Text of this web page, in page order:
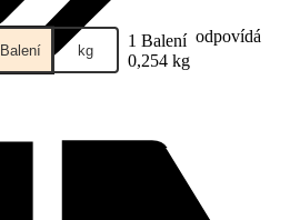
Balení kg 1 Balení odpovídá
0,254 kg